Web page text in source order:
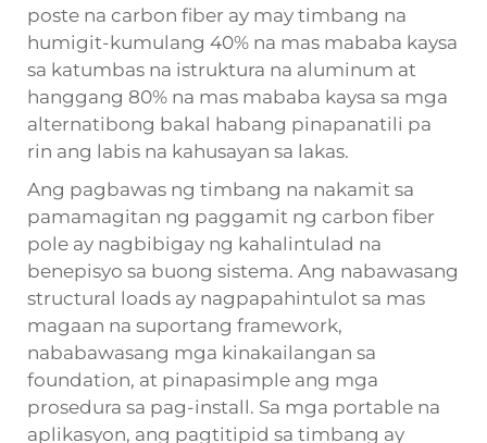
poste na carbon fiber ay may timbang na
humigit-kumulang 40% na mas mababa kaysa
sa katumbas na istruktura na aluminum at
hanggang 80% na mas mababa kaysa sa mga
alternatibong bakal habang pinapanatili pa
rin ang labis na kahusayan sa lakas.
Ang pagbawas ng timbang na nakamit sa
pamamagitan ng paggamit ng carbon fiber
pole ay nagbibigay ng kahalintulad na
benepisyo sa buong sistema. Ang nabawasang
structural loads ay nagpapahintulot sa mas
magaan na suportang framework,
nababawasang mga kinakailangan sa
foundation, at pinapasimple ang mga
prosedura sa pag-install. Sa mga portable na
aplikasyon, ang pagtitipid sa timbang ay